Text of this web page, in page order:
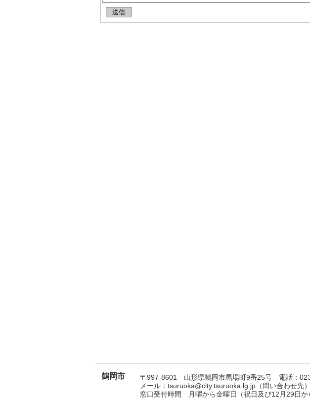
鶴岡市
〒997-8601 山形県鶴岡市馬場町9番25号 電話：
メール：tsuruoka@city.tsuruoka.lg.jp（問い合わせ先）
窓口受付時間 月曜から金曜日（祝日及び12月29日